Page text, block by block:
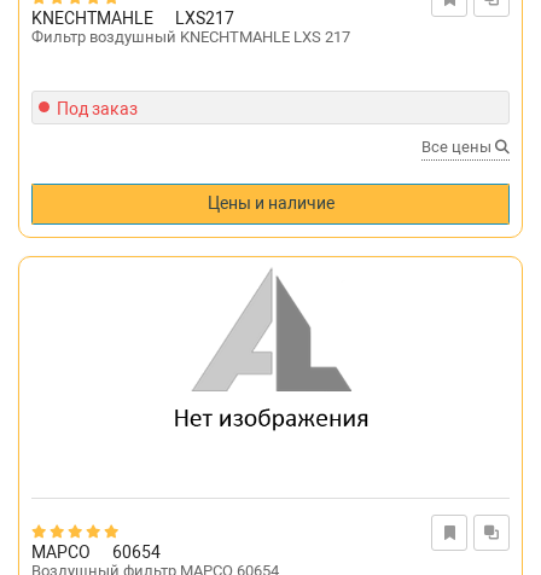
KNECHTMAHLE LXS217
Фильтр воздушный KNECHTMAHLE LXS 217
Под заказ
Все цены
Цены и наличие
MAPCO 60654
Воздушный фильтр MAPCO 60654